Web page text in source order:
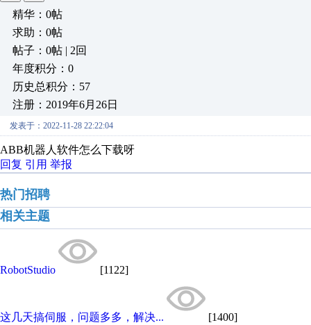
精华：0帖
求助：0帖
帖子：0帖 | 2回
年度积分：0
历史总积分：57
注册：2019年6月26日
发表于：2022-11-28 22:22:04
ABB机器人软件怎么下载呀
回复 引用 举报
热门招聘
相关主题
RobotStudio [1122]
这几天搞伺服，问题多多，解决... [1400]